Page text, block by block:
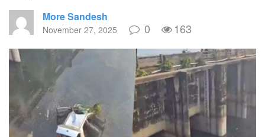
More Sandesh
November 27, 2025 0 163